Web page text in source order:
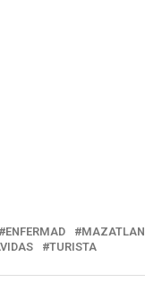
ENFERMAD MAZATLAN
TURISTA